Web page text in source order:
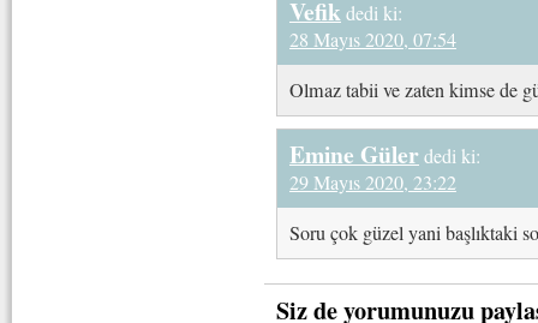
Vefikdedi ki:
28 Mayıs 2020, 07:54
Olmaz tabii ve zaten kimse de
Emine Gülerdedi ki:
29 Mayıs 2020, 23:22
Soru çok güzel yani başlıktaki
Siz de yorumunuzu